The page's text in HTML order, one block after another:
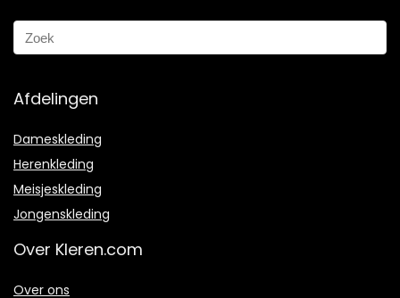
Afdelingen
Dameskleding
Herenkleding
Meisjeskleding
Jongenskleding
Over Kleren.com
Over ons